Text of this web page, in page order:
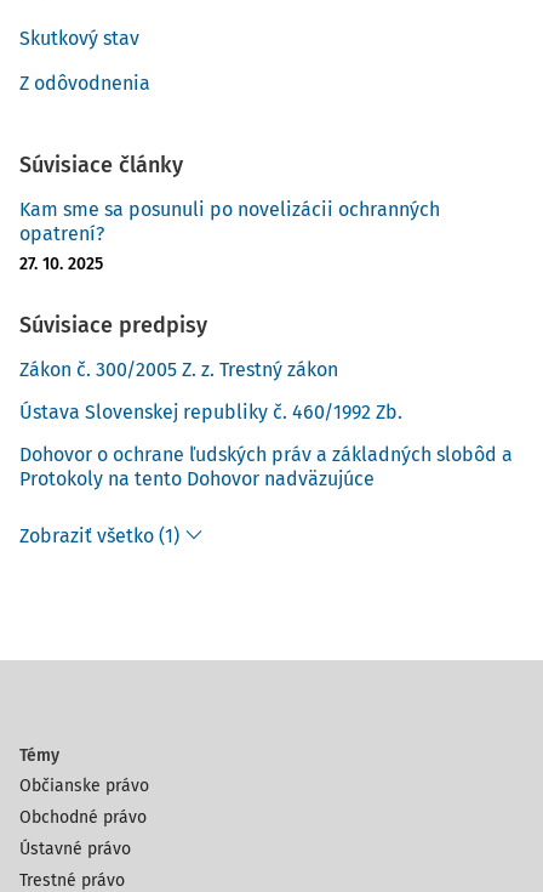
prikázal, aby vec v potrebnom rozsahu znovu prerokoval a
rozhodol.
Uznesením Okresného súdu Lučenec zo 14. februára 2023,
sp. zn. 22Nt/12/2022, bolo J. J. uložené podľa
Trestného zákona ochranné psychiatrické liečenie
ústavnou formou
uznesením zo 14. apríla 2023, sp. zn. 5Tos/36/2023,
poriadkuzamietol sťažnosť J. J. podanú proti uzneseniu
Okresného súdu Lučenec, sp. zn. 22Nt/12/2022, zo 14.
Proti označenému uzneseni
Skutkový stav
Z odôvodnenia
Súvisiace články
Kam sme sa posunuli po novelizácii ochranných
opatrení?
27. 10. 2025
Súvisiace predpisy
Zákon č. 300/2005 Z. z. Trestný zákon
Ústava Slovenskej republiky č. 460/1992 Zb.
Dohovor o ochrane ľudských práv a základných slobôd a
Protokoly na tento Dohovor nadväzujúce
Zobraziť všetko (1)
Témy
Občianske právo
Obchodné právo
Ústavné právo
Trestné právo